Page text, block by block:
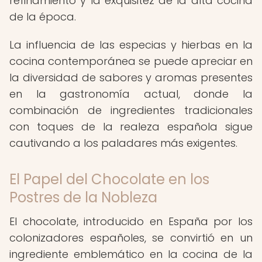
de la época.
La influencia de las especias y hierbas en la
cocina contemporánea se puede apreciar en
la diversidad de sabores y aromas presentes
en la gastronomía actual, donde la
combinación de ingredientes tradicionales
con toques de la realeza española sigue
cautivando a los paladares más exigentes.
El Papel del Chocolate en los
Postres de la Nobleza
El chocolate, introducido en España por los
colonizadores españoles, se convirtió en un
ingrediente emblemático en la cocina de la